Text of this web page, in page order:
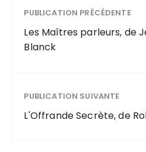
PUBLICATION PRÉCÉDENTE
Les Maîtres parleurs, de
Blanck
PUBLICATION SUIVANTE
L'Offrande Secrète, de